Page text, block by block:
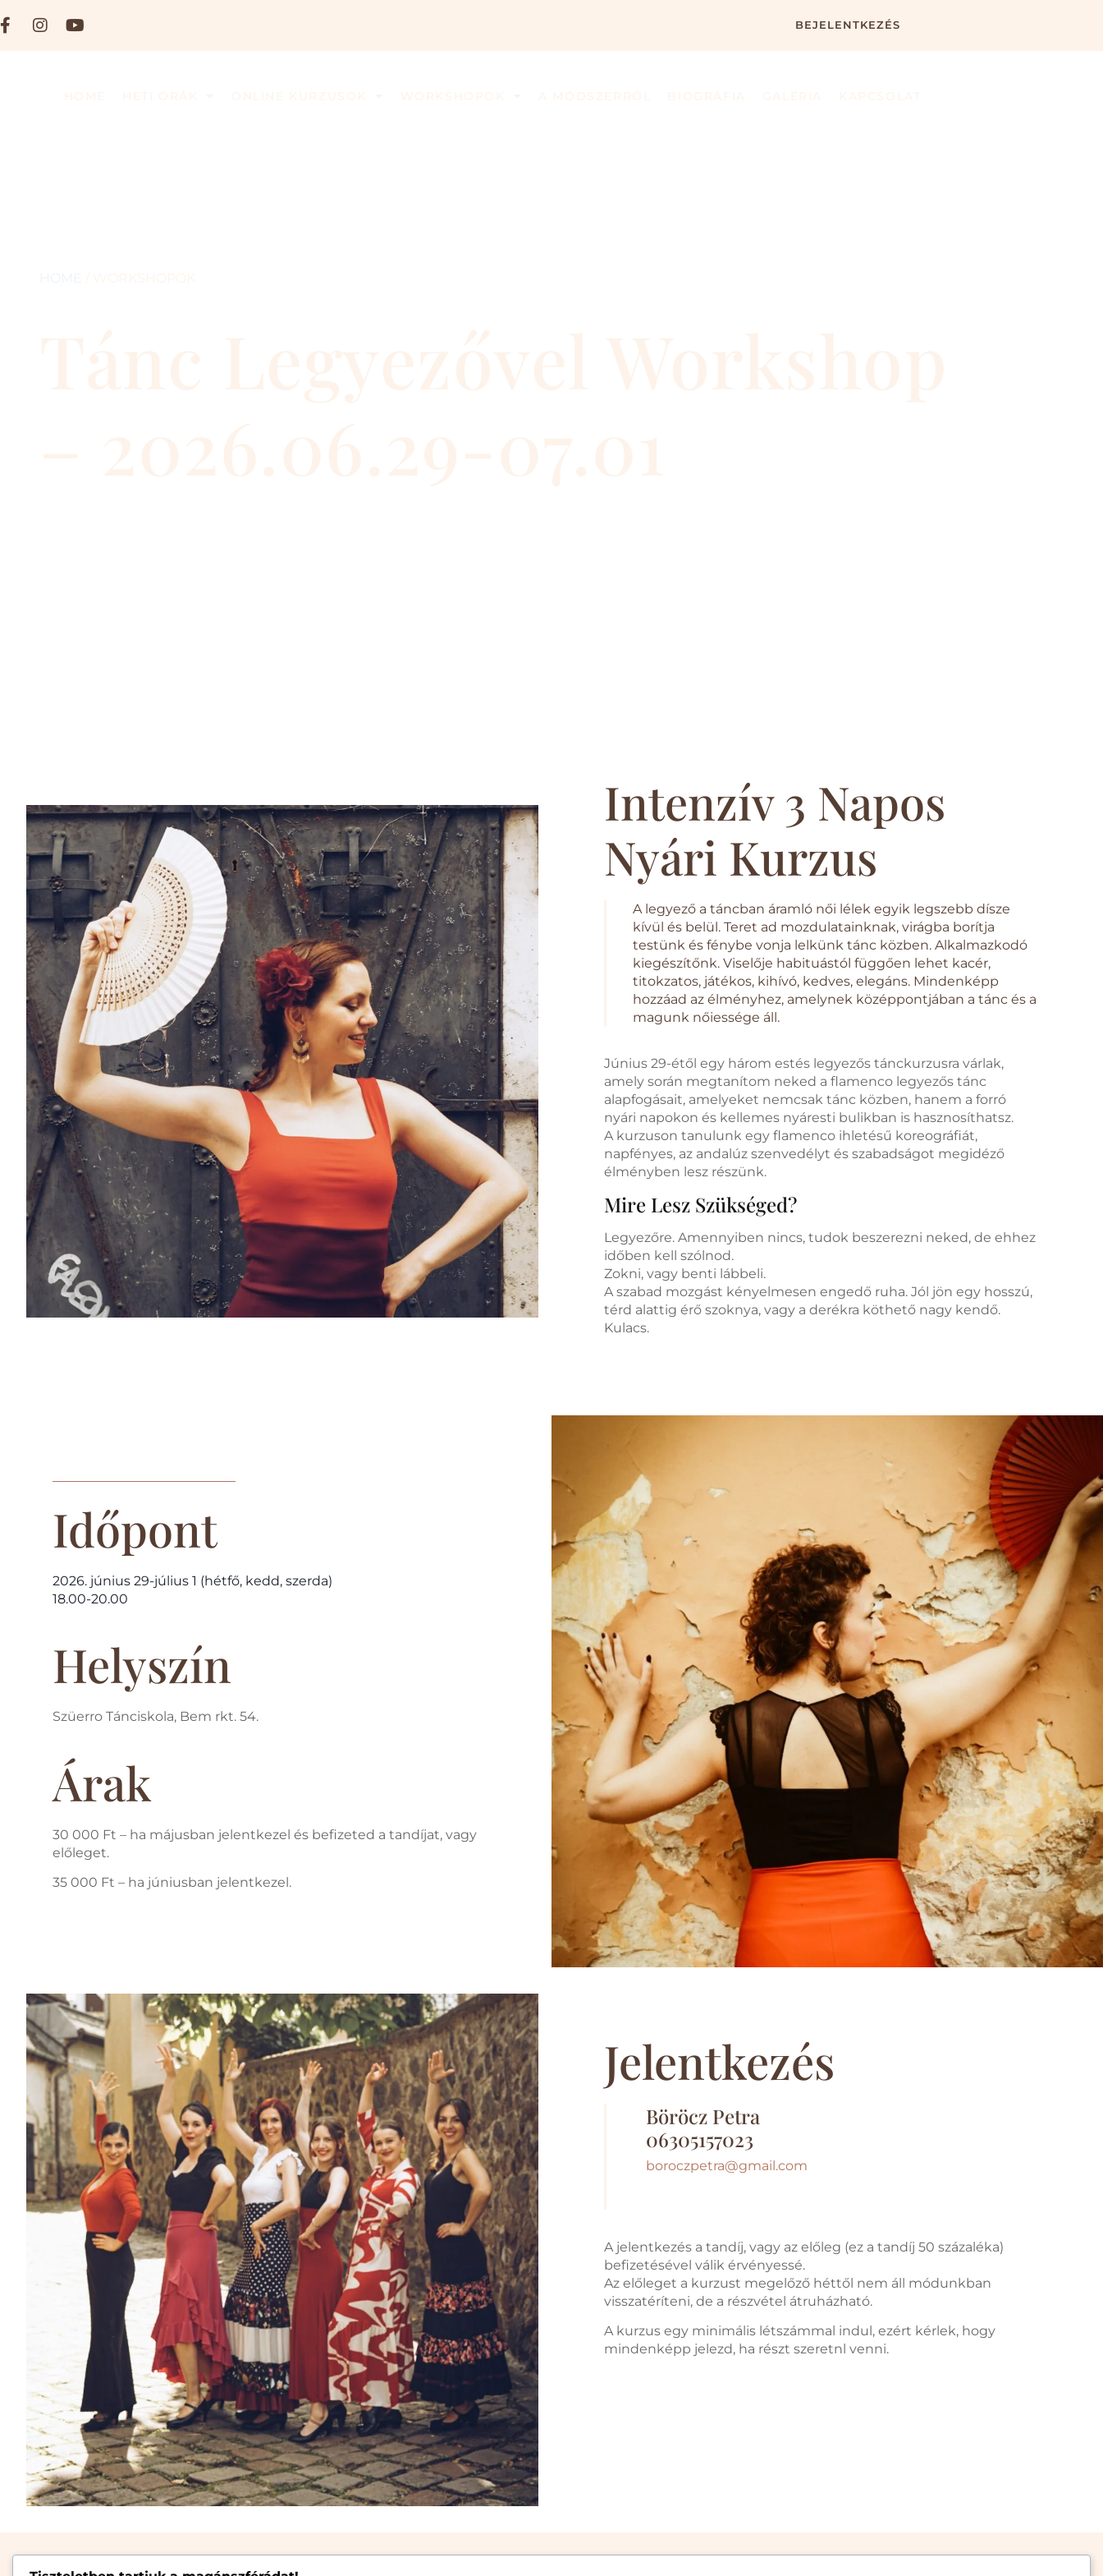
BEJELENTKEZÉS
Intenzív 3 Napos
Nyári Kurzus
A legyező a táncban áramló női lélek egyik legszebb dísze
kívül és belül. Teret ad mozdulatainknak, virágba borítja
testünk és fénybe vonja lelkünk tánc közben. Alkalmazkodó
kiegészítőnk. Viselője habituástól függően lehet kacér,
titokzatos, játékos, kihívó, kedves, elegáns. Mindenképp
hozzáad az élményhez, amelynek középpontjában a tánc és a
magunk nőiessége áll.
Június 29-étől egy három estés legyezős tánckurzusra várlak,
amely során megtanítom neked a flamenco legyezős tánc
alapfogásait, amelyeket nemcsak tánc közben, hanem a forró
nyári napokon és kellemes nyáresti bulikban is hasznosíthatsz.
A kurzuson tanulunk egy flamenco ihletésű koreográfiát,
napfényes, az andalúz szenvedélyt és szabadságot megidéző
élményben lesz részünk.
Mire Lesz Szükséged?
Legyezőre. Amennyiben nincs, tudok beszerezni neked, de ehhez
időben kell szólnod.
Zokni, vagy benti lábbeli.
A szabad mozgást kényelmesen engedő ruha. Jól jön egy hosszú,
térd alattig érő szoknya, vagy a derékra köthető nagy kendő.
Kulacs.
Időpont
2026. június 29-július 1 (hétfő, kedd, szerda)
18.00-20.00
Helyszín
Szüerro Tánciskola, Bem rkt. 54.
Árak
30 000 Ft – ha májusban jelentkezel és befizeted a tandíjat, vagy
előleget.
35 000 Ft – ha júniusban jelentkezel.
Jelentkezés
Böröcz Petra
06305157023
boroczpetra@gmail.com
A jelentkezés a tandíj, vagy az előleg (ez a tandíj 50 százaléka)
befizetésével válik érvényessé.
Az előleget a kurzust megelőző héttől nem áll módunkban
visszatéríteni, de a részvétel átruházható.
A kurzus egy minimális létszámmal indul, ezért kérlek, hogy
mindenképp jelezd, ha részt szeretnl venni.